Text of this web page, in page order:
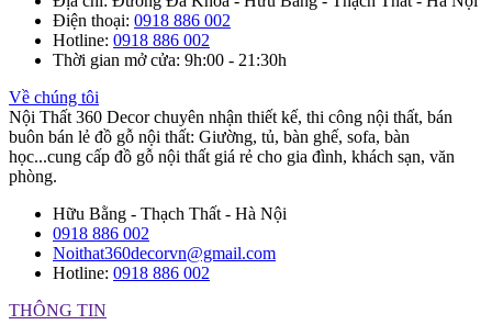
Điện thoại: 0918 886 002
Hotline: 0918 886 002
Thời gian mở cửa: 9h:00 - 21:30h
Về chúng tôi
Nội Thất 360 Decor chuyên nhận thiết kế, thi công nội thất, bán
buôn bán lẻ đồ gỗ nội thất: Giường, tủ, bàn ghế, sofa, bàn
học...cung cấp đồ gỗ nội thất giá rẻ cho gia đình, khách sạn, văn
phòng.
Hữu Bằng - Thạch Thất - Hà Nội
0918 886 002
Noithat360decorvn@gmail.com
Hotline: 0918 886 002
THÔNG TIN